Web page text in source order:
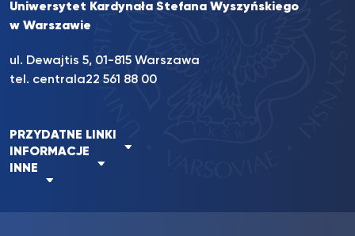
Uniwersytet Kardynała Stefana Wyszyńskiego
w Warszawie
ul. Dewajtis 5, 01-815 Warszawa
tel. centrala22 561 88 00
PRZYDATNE LINKI
INFORMACJE
INNE